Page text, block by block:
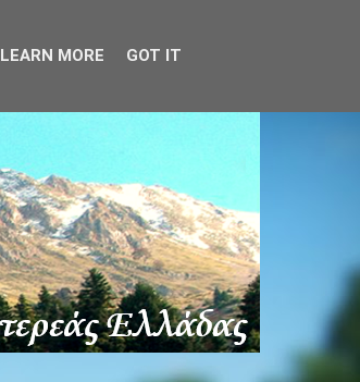
LEARN MORE GOT IT